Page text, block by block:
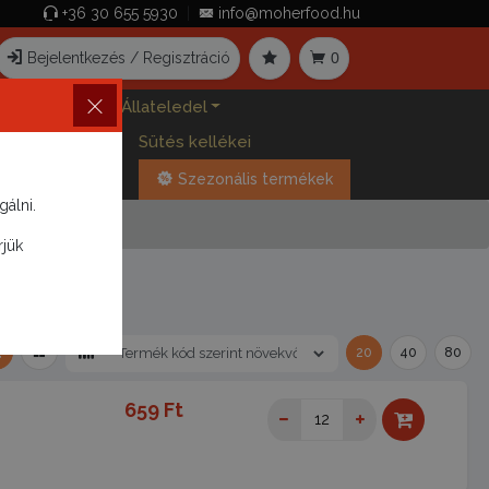
+36 30 655 5930 info@moherfood.hu
Bejelentkezés / Regisztráció 0
Állateledel
Sütés kellékei
Szezonális termékek
20 40 80
659 Ft